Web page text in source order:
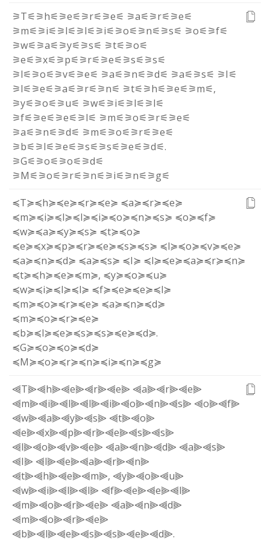
⚞T⚟⚞h⚟⚞e⚟⚞r⚟⚞e⚟ ⚞a⚟⚞r⚟⚞e⚟
⚞m⚟⚞i⚟⚞l⚟⚞l⚟⚞i⚟⚞o⚟⚞n⚟⚞s⚟ ⚞o⚟⚞f⚟
⚞w⚟⚞a⚟⚞y⚟⚞s⚟ ⚞t⚟⚞o⚟
⚞e⚟⚞x⚟⚞p⚟⚞r⚟⚞e⚟⚞s⚟⚞s⚟
⚞l⚟⚞o⚟⚞v⚟⚞e⚟ ⚞a⚟⚞n⚟⚞d⚟ ⚞a⚟⚞s⚟ ⚞I⚟
⚞l⚟⚞e⚟⚞a⚟⚞r⚟⚞n⚟ ⚞t⚟⚞h⚟⚞e⚟⚞m⚟,
⚞y⚟⚞o⚟⚞u⚟ ⚞w⚟⚞i⚟⚞l⚟⚞l⚟
⚞f⚟⚞e⚟⚞e⚟⚞l⚟ ⚞m⚟⚞o⚟⚞r⚟⚞e⚟
⚞a⚟⚞n⚟⚞d⚟ ⚞m⚟⚞o⚟⚞r⚟⚞e⚟
⚞b⚟⚞l⚟⚞e⚟⚞s⚟⚞s⚟⚞e⚟⚞d⚟.
⚞G⚟⚞o⚟⚞o⚟⚞d⚟
⚞M⚟⚞o⚟⚞r⚟⚞n⚟⚞i⚟⚞n⚟⚞g⚟
≼T≽≼h≽≼e≽≼r≽≼e≽ ≼a≽≼r≽≼e≽
≼m≽≼i≽≼l≽≼l≽≼i≽≼o≽≼n≽≼s≽ ≼o≽≼f≽
≼w≽≼a≽≼y≽≼s≽ ≼t≽≼o≽
≼e≽≼x≽≼p≽≼r≽≼e≽≼s≽≼s≽ ≼l≽≼o≽≼v≽≼e≽
≼a≽≼n≽≼d≽ ≼a≽≼s≽ ≼I≽ ≼l≽≼e≽≼a≽≼r≽≼n≽
≼t≽≼h≽≼e≽≼m≽, ≼y≽≼o≽≼u≽
≼w≽≼i≽≼l≽≼l≽ ≼f≽≼e≽≼e≽≼l≽
≼m≽≼o≽≼r≽≼e≽ ≼a≽≼n≽≼d≽
≼m≽≼o≽≼r≽≼e≽
≼b≽≼l≽≼e≽≼s≽≼s≽≼e≽≼d≽.
≼G≽≼o≽≼o≽≼d≽
≼M≽≼o≽≼r≽≼n≽≼i≽≼n≽≼g≽
⫷T⫸⫷h⫸⫷e⫸⫷r⫸⫷e⫸ ⫷a⫸⫷r⫸⫷e⫸
⫷m⫸⫷i⫸⫷l⫸⫷l⫸⫷i⫸⫷o⫸⫷n⫸⫷s⫸ ⫷o⫸⫷f⫸
⫷w⫸⫷a⫸⫷y⫸⫷s⫸ ⫷t⫸⫷o⫸
⫷e⫸⫷x⫸⫷p⫸⫷r⫸⫷e⫸⫷s⫸⫷s⫸
⫷l⫸⫷o⫸⫷v⫸⫷e⫸ ⫷a⫸⫷n⫸⫷d⫸ ⫷a⫸⫷s⫸
⫷I⫸ ⫷l⫸⫷e⫸⫷a⫸⫷r⫸⫷n⫸
⫷t⫸⫷h⫸⫷e⫸⫷m⫸, ⫷y⫸⫷o⫸⫷u⫸
⫷w⫸⫷i⫸⫷l⫸⫷l⫸ ⫷f⫸⫷e⫸⫷e⫸⫷l⫸
⫷m⫸⫷o⫸⫷r⫸⫷e⫸ ⫷a⫸⫷n⫸⫷d⫸
⫷m⫸⫷o⫸⫷r⫸⫷e⫸
⫷b⫸⫷l⫸⫷e⫸⫷s⫸⫷s⫸⫷e⫸⫷d⫸.